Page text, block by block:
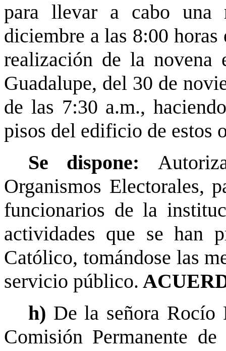
para llevar a cabo una
diciembre a las 8:00
realización de la novena
Guadalupe, del 30 de
de las 7:30 a.m.,
pisos del edificio de estos
Se dispone:
Organismos Electorales,
funcionarios de la
actividades que se han
Católico, tomándose las
servicio público.
h) De la señora Rocío
Comisión Permanente